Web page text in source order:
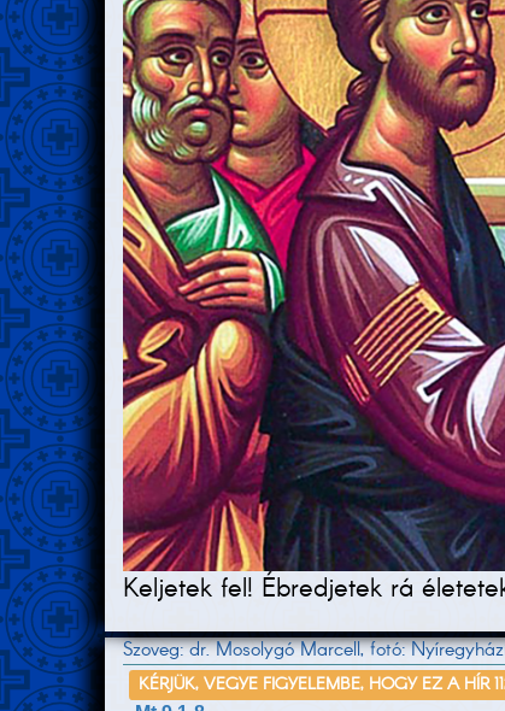
Keljetek fel! Ébredjetek rá
Szoveg: dr. Mosolygó Marcell, fotó:
KÉRJÜK, VEGYE FIGYELEMBE, HOGY EZ A HÍR